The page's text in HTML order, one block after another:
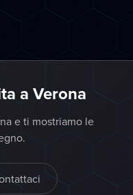
a Verona
e ti mostriamo le